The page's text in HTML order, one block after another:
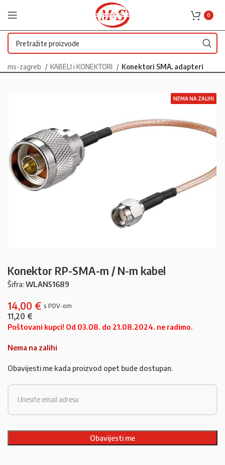
0
ms-zagreb KABELI i KONEKTORI Konektori SMA, adapteri
NEMA NA ZALIHI
Konektor RP-SMA-m / N-m kabel
Šifra:WLAN51689
14,00 €
11,20 €
Poštovani kupci! Od 03.08. do 21.08.2024. ne radimo.
Nema na zalihi
Obavijesti me kada proizvod opet bude dostupan.